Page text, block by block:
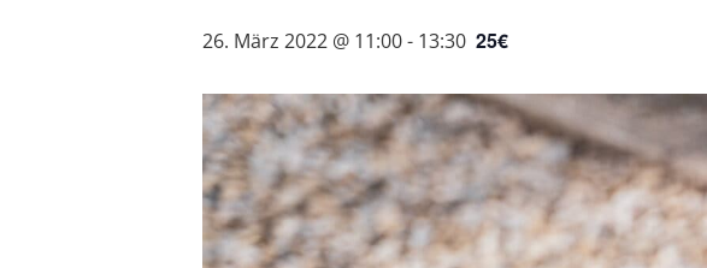
26. März 2022 @ 11:00- 13:30 25€